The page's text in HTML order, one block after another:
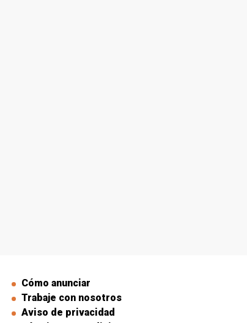
Cómo anunciar
Trabaje con nosotros
Aviso de privacidad